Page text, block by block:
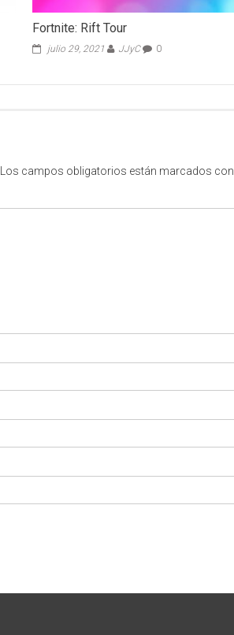
Fortnite: Rift Tour
julio 29, 2021 JJyC 0
Los campos obligatorios están marcados con